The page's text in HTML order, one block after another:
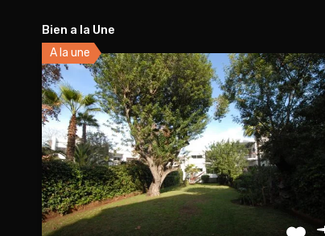
Bien a la Une
A la une